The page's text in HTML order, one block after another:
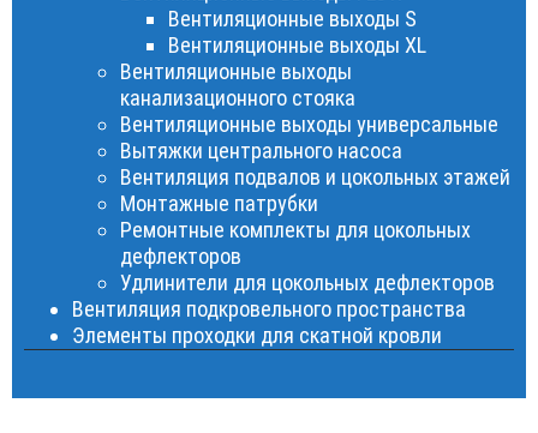
Вентиляционные выходы S
Вентиляционные выходы XL
Вентиляционные выходы
канализационного стояка
Вентиляционные выходы универсальные
Вытяжки центрального насоса
Вентиляция подвалов и цокольных этажей
Монтажные патрубки
Ремонтные комплекты для цокольных
дефлекторов
Удлинители для цокольных дефлекторов
Вентиляция подкровельного пространства
Элементы проходки для скатной кровли